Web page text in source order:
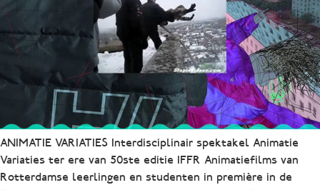
ANIMATIE VARIATIES Interdisciplinair spektakel Animatie
Variaties ter ere van 50ste editie IFFR Animatiefilms van
Rotterdamse leerlingen en studenten in première in de